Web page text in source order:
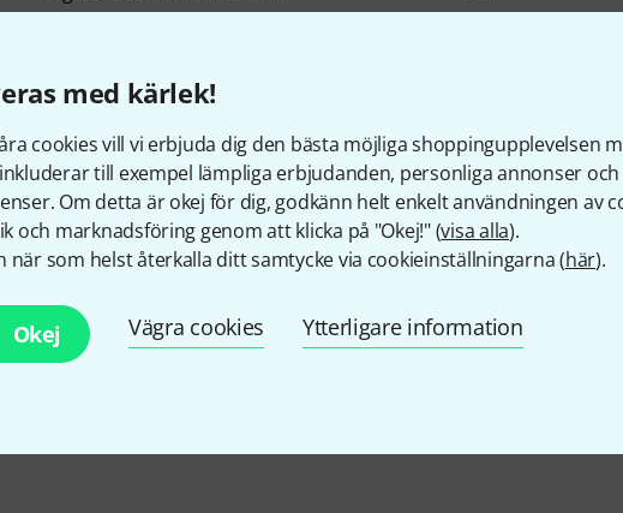
med kärlek!
cookies vill vi erbjuda dig den bästa möjliga shoppingupplevelsen
till exempel lämpliga erbjudanden, personliga annonser
Om detta är okej för dig, godkänn helt enkelt användningen av
och marknadsföring genom att klicka på "Okej!" (visa alla).
när som helst återkalla ditt samtycke via cookieinställningarna (här).
Okej Vägra cookies Ytterligare information
Line Inputs
Headphone connection Yes
Resolution max. 32 bit